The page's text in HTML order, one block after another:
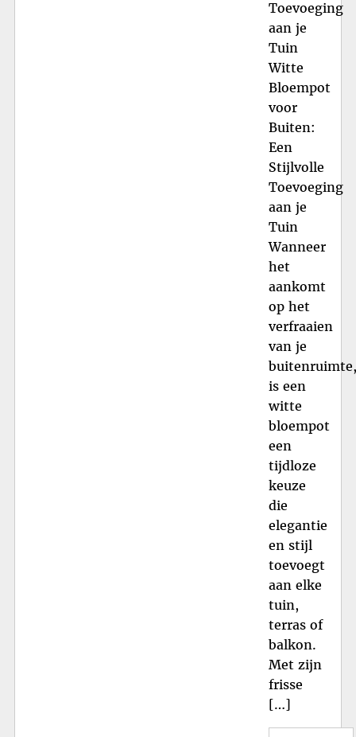
Toevoeging
aan je
Tuin
Witte
Bloempot
voor
Buiten:
Een
Stijlvolle
Toevoeging
aan je
Tuin
Wanneer
het
aankomt
op het
verfraaien
van je
buitenruimte,
is een
witte
bloempot
een
tijdloze
keuze
die
elegantie
en stijl
toevoegt
aan elke
tuin,
terras of
balkon.
Met zijn
frisse
[…]